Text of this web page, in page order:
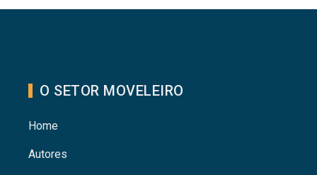
O SETOR MOVELEIRO
Home
Autores